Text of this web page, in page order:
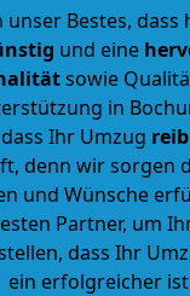
unser Bestes, dass
und eine
sowie
in
Ihr Umzug
denn wir sorgen
und Wünsche
Partner, um
dass Ihr
ein erfolgreicher